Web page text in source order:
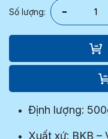
Số lượng: -
Định lượng:
Xuất xứ: BKB –